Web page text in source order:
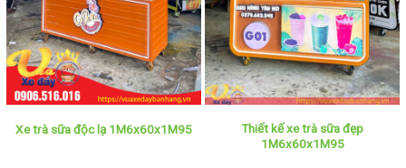
Xe trà sữa độc lạ 1M6x60x1M95
Thiết kế xe trà sữa đẹp
1M6x60x1M95